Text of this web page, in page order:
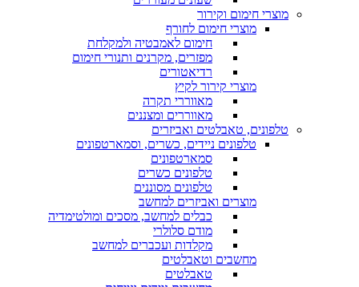
מוצרי חימום וקירור
מוצרי חימום לחורף
חימום לאמבטיה ולמקלחת
מפזרים, מקרנים ותנורי חימום
רדיאטורים
מוצרי קירור לקיץ
מאווררי תקרה
מאווררים ומצננים
טלפונים, טאבלטים ואביזרים
טלפונים ניידים, כשרים, וסמארטפונים
סמארטפונים
טלפונים כשרים
טלפונים מסוננים
מוצרים ואביזרים למחשב
כבלים למחשב, מסכים ומולטימדיה
מודם סלולרי
מקלדות ועכברים למחשב
מחשבים וטאבלטים
טאבלטים